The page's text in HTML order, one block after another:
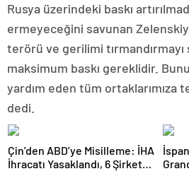
Rusya üzerindeki baskı
ermeyeceğini savunan
terörü ve gerilimi
maksimum baskı gereklidir.
yardım eden tüm ortaklarımıza
dedi.
Çin’den ABD’ye Misilleme: İHA
İhracatı Yasaklandı, 6 Şirket